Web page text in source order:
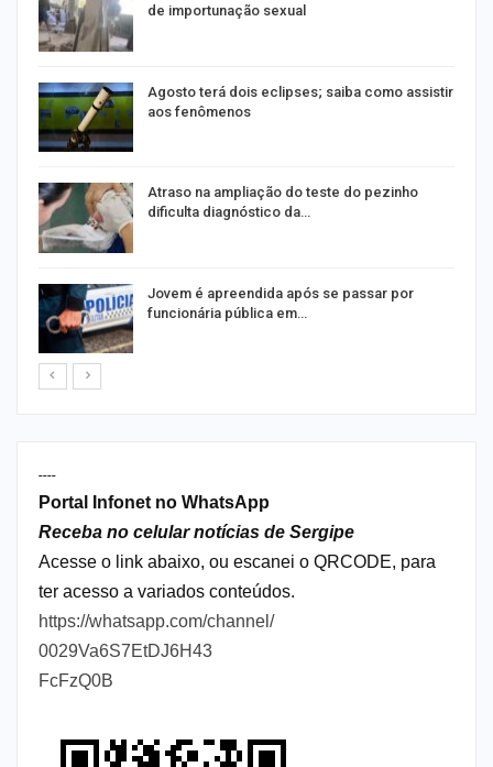
de importunação sexual
Agosto terá dois eclipses; saiba como assistir
aos fenômenos
Atraso na ampliação do teste do pezinho
dificulta diagnóstico da…
Jovem é apreendida após se passar por
funcionária pública em…
----
Portal Infonet no WhatsApp
Receba no celular notícias de Sergipe
Acesse o link abaixo, ou escanei o QRCODE, para
ter acesso a variados conteúdos.
https://whatsapp.com/channel/
0029Va6S7EtDJ6H43
FcFzQ0B